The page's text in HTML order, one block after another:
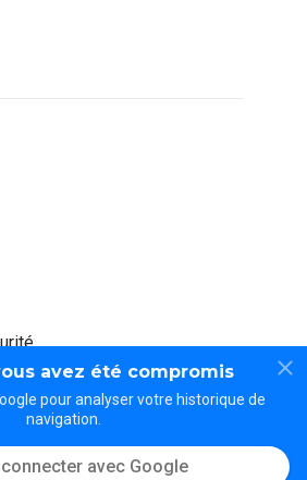
avez été compromis
pour analyser votre historique de
navigation.
avec Google